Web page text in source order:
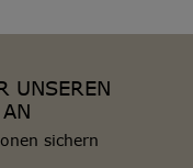
UNSEREN
sichern